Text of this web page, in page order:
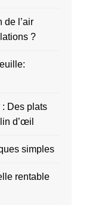
de l’air
?
: Des plats
d’œil
simples
rentable